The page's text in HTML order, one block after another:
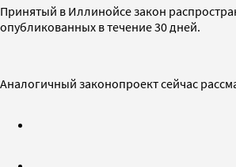
Принятый в Иллинойсе закон
опубликованных в течение 30 дней.
Аналогичный законопроект сейчас